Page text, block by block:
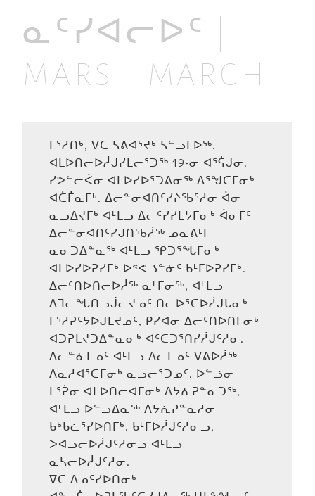
ᓇᑦᓯᐊᓕᐅᑦ |
MARS | MARCH
ᒥᕐᓱᑎᒃ, ᐁᑕ ᓴᕕᐊᕐᔪᒃ ᓴᓪᓗᒥᐅᖅ.
ᐊᒪᐅᑎᓕᐅᓲᒍᓯᒪᓕᕐᑐᖅ 19-ᓂ ᐊᕐᕌᒍᓂ.
ᓯᕗᓪᓕᐹᓂ ᐊᒪᐅᓯᐅᕐᑐᕕᓂᖅ ᐃᕐᖑᑕᒥᓂᒃ
ᐊᑖᒦᓇᒥᒃ. ᐃᓕᓐᓂᐊᑎᑦᓯᔨᖃᕐᓱᓂ ᐋᓂ
ᓇᓗᐃᔪᒥᒃ ᐊᒻᒪᓗ ᐃᓕᑦᓯᓯᒪᔭᒥᓂᒃ ᐋᓂᒥᑦ
ᐃᓕᓐᓂᐊᑎᑦᓯᒍᑎᖃᓲᖅ ᓄᓇᕕᒻᒥ
ᓇᓂᑐᐃᓐᓇᖅ ᐊᒻᒪᓗ ᕿᑐᕐᖓᒥᓂᒃ
ᐊᒪᐅᓯᐅᕈᓯᒥᒃ ᐅᕝᕙᓘᓐᓃᑦ ᑲᒻᒥᐅᕈᓯᒥᒃ.
ᐃᓕᑦᑎᐅᑎᓕᐅᓲᖅ ᓇᒻᒥᓂᖅ, ᐊᒻᒪᓗ
ᐃᒣᓕᖓᑎᓗᒎᓚᔪᓄᑦ ᑎᓕᐅᕐᑕᐅᓲᒍᒐᓂᒃ
ᒥᕐᓱᕈᑦᔭᐅᒍᒪᔪᓄᑦ, ᑭᓯᐊᓂ ᐃᓕᑦᑎᐅᑎᒥᓂᒃ
ᐊᑐᕈᒪᔪᑐᐃᓐᓇᓂᒃ ᐊᑦᑕᑐᕐᑎᓯᓲᒍᑦᓱᓂ.
ᐃᓚᓐᓈᒥᓄᑦ ᐊᒻᒪᓗ ᐃᓚᒥᓄᑦ ᐁᕕᐅᓲᖅ
ᐱᓇᓱᐊᕐᑕᒥᓂᒃ ᓇᓗᓕᕐᑐᓄᑦ. ᐅᓪᓘᓂ
ᒪᕐᕉᓂ ᐊᒪᐅᑎᓕᐊᒥᓂᒃ ᐱᔭᕇᕈᓐᓇᑐᖅ,
ᐊᒻᒪᓗ ᐅᓪᓗᐃᓇᖅ ᐱᔭᕇᕈᓐᓇᓱᓂ
ᑲᒃᑲᓛᕐᓯᐅᑎᒥᒃ. ᑲᒻᒥᐅᓲᒍᑦᓱᓂᓗ,
ᐳᐊᓗᓕᐅᓲᒍᑦᓱᓂᓗ ᐊᒻᒪᓗ
ᓇᓴᓕᐅᓲᒍᑦᓱᓂ.
ᐁᑕ ᐃᓄᑦᓯᐅᑎᓂᒃ